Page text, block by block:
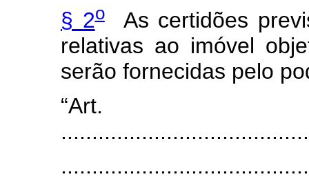
§ 2oAs certidões
relativas ao imóvel
serão fornecidas pelo